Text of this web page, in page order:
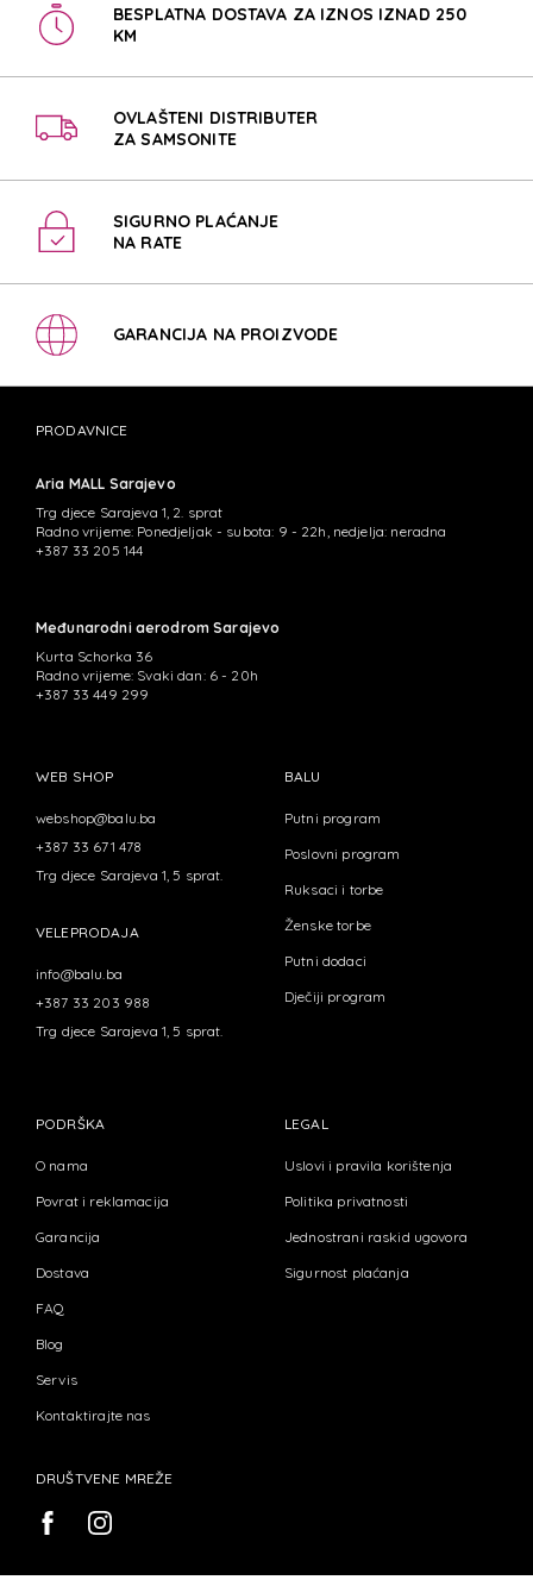
BESPLATNA DOSTAVA ZA IZNOS IZNAD 250
KM
OVLAŠTENI DISTRIBUTER
ZA SAMSONITE
SIGURNO PLAĆANJE
NA RATE
GARANCIJA NA PROIZVODE
PRODAVNICE
Aria MALL Sarajevo
Trg djece Sarajeva 1, 2. sprat
Radno vrijeme: Ponedjeljak - subota: 9 - 22h, nedjelja: neradna
+387 33 205 144
Međunarodni aerodrom Sarajevo
Kurta Schorka 36
Radno vrijeme: Svaki dan: 6 - 20h
+387 33 449 299
WEB SHOP
webshop@balu.ba
+387 33 671 478
Trg djece Sarajeva 1, 5 sprat.
VELEPRODAJA
info@balu.ba
+387 33 203 988
Trg djece Sarajeva 1, 5 sprat.
BALU
Putni program
Poslovni program
Ruksaci i torbe
Ženske torbe
Putni dodaci
Dječiji program
PODRŠKA
O nama
Povrat i reklamacija
Garancija
Dostava
FAQ
Blog
Servis
Kontaktirajte nas
LEGAL
Uslovi i pravila korištenja
Politika privatnosti
Jednostrani raskid ugovora
Sigurnost plaćanja
DRUŠTVENE MREŽE